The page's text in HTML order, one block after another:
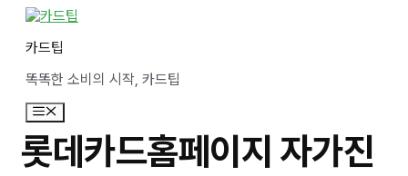
카드팁
똑똑한 소비의 시작, 카드팁
메
뉴
롯데카드홈페이지 자가진